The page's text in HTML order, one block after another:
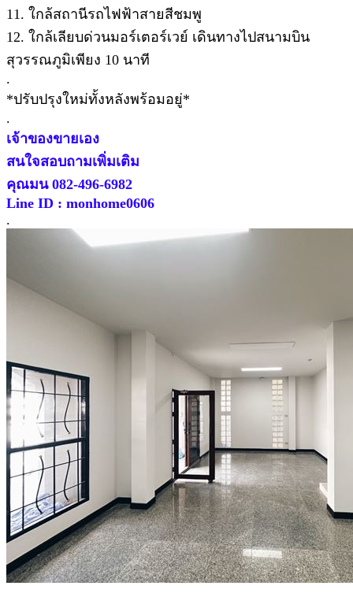
11. ใกล้สถานีรถไฟฟ้าสายสีชมพู
12. ใกล้เลียบด่วนมอร์เตอร์เวย์ เดินทางไปสนามบิน
สุวรรณภูมิเพียง 10 นาที
.
*ปรับปรุงใหม่ทั้งหลังพร้อมอยู่*
.
เจ้าของขายเอง
สนใจสอบถามเพิ่มเติม
คุณมน 082-496-6982
Line ID : monhome0606
.